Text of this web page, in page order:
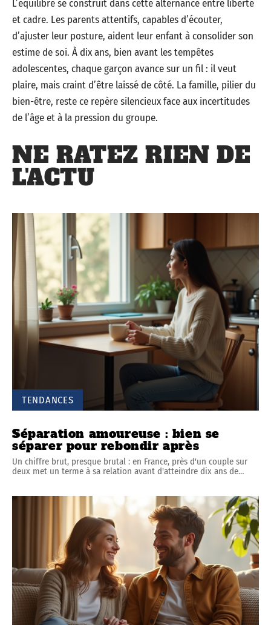
L’équilibre se construit dans cette alternance entre liberté
et cadre. Les parents attentifs, capables d’écouter,
d’ajuster leur posture, aident leur enfant à consolider son
estime de soi. À dix ans, bien avant les tempêtes
adolescentes, chaque garçon avance sur un fil : il veut
plaire, mais craint d’être laissé de côté. La famille, pilier du
bien-être, reste ce repère silencieux face aux incertitudes
de l’âge et à la pression du groupe.
NE RATEZ RIEN DE
L'ACTU
TENDANCES
Séparation amoureuse : bien se
séparer pour rebondir après
Un chiffre brut, presque brutal : en France, près d'un couple sur
deux met un terme à sa relation avant d'atteindre dix ans de…